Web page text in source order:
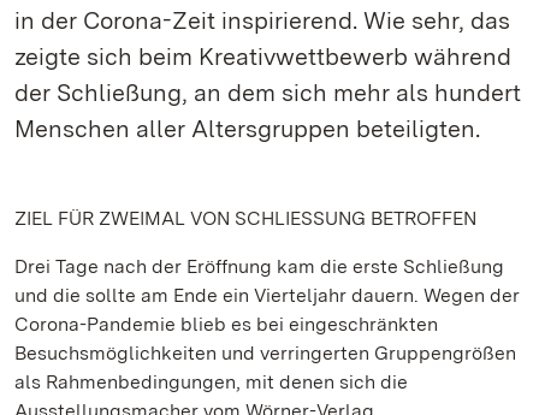
in der Corona-Zeit inspirierend. Wie sehr, das
zeigte sich beim Kreativwettbewerb während
der Schließung, an dem sich mehr als hundert
Menschen aller Altersgruppen beteiligten.
ZIEL FÜR ZWEIMAL VON SCHLIESSUNG BETROFFEN
Drei Tage nach der Eröffnung kam die erste Schließung
und die sollte am Ende ein Vierteljahr dauern. Wegen der
Corona-Pandemie blieb es bei eingeschränkten
Besuchsmöglichkeiten und verringerten Gruppengrößen
als Rahmenbedingungen, mit denen sich die